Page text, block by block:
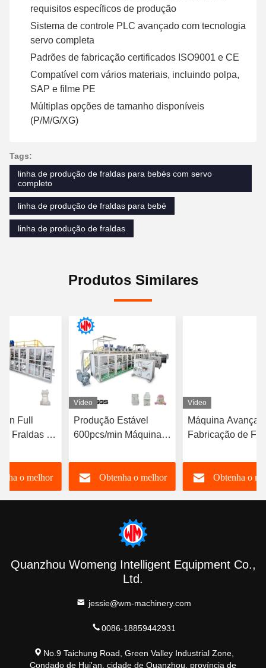
requisitos específicos de produção
Sistema de controle PLC avançado com tecnologia
servo completa
Padrões de fabricação certificados ISO9001 e CE
Compatível com vários materiais, incluindo polpa,
SAP e filme PE
Múltiplas opções de tamanho disponíveis
(P/M/G/XG)
Tags:
linha de produção de fraldas para bebés com servo
completo
linha de produção de fraldas para bebé
linha de produção de fraldas
Produtos Similares
Full
Fraldas de
estável
CEo melhor
Vídeo
Produção Estável
600pcs/min Máquina
Fraldas para Bebês
Regionalmente
Personalizável
Obtenha o melhor
Vídeo
Máquina
Fabricação de
Controle Servo
Completo CE com
Amostra a Ser
Obtenha o
Quanzhou Womeng Intelligent Equipment Co.,
Ltd.
jessie@wm-machinery.com
0086-18859442931
No.9 Taichung Road, Green Valley Industrial Zone,
Condado de Hui'an, cidade de Quanzhou, província de